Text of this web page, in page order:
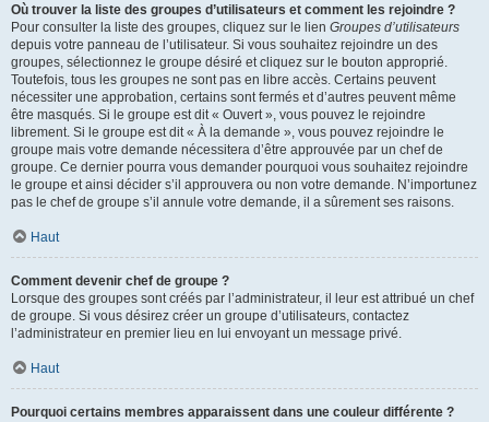
Où trouver la liste des groupes d’utilisateurs et comment les rejoindre ?
Pour consulter la liste des groupes, cliquez sur le lien Groupes d’utilisateurs
depuis votre panneau de l’utilisateur. Si vous souhaitez rejoindre un des
groupes, sélectionnez le groupe désiré et cliquez sur le bouton approprié.
Toutefois, tous les groupes ne sont pas en libre accès. Certains peuvent
nécessiter une approbation, certains sont fermés et d’autres peuvent même
être masqués. Si le groupe est dit « Ouvert », vous pouvez le rejoindre
librement. Si le groupe est dit « À la demande », vous pouvez rejoindre le
groupe mais votre demande nécessitera d’être approuvée par un chef de
groupe. Ce dernier pourra vous demander pourquoi vous souhaitez rejoindre
le groupe et ainsi décider s’il approuvera ou non votre demande. N’importunez
pas le chef de groupe s’il annule votre demande, il a sûrement ses raisons.
Haut
Comment devenir chef de groupe ?
Lorsque des groupes sont créés par l’administrateur, il leur est attribué un chef
de groupe. Si vous désirez créer un groupe d’utilisateurs, contactez
l’administrateur en premier lieu en lui envoyant un message privé.
Haut
Pourquoi certains membres apparaissent dans une couleur différente ?